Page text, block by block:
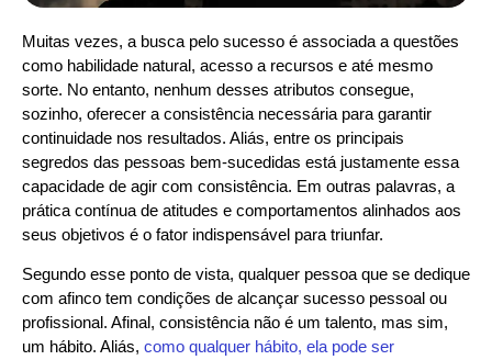
Muitas vezes, a busca pelo sucesso é associada a questões
como habilidade natural, acesso a recursos e até mesmo
sorte. No entanto, nenhum desses atributos consegue,
sozinho, oferecer a consistência necessária para garantir
continuidade nos resultados. Aliás, entre os principais
segredos das pessoas bem-sucedidas está justamente essa
capacidade de agir com consistência. Em outras palavras, a
prática contínua de atitudes e comportamentos alinhados aos
seus objetivos é o fator indispensável para triunfar.
Segundo esse ponto de vista, qualquer pessoa que se dedique
com afinco tem condições de alcançar sucesso pessoal ou
profissional. Afinal, consistência não é um talento, mas sim,
um hábito. Aliás, como qualquer hábito, ela pode ser